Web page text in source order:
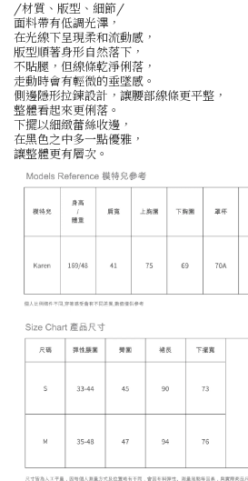
/材質、版型、細節/
面料帶有低調光澤，
在光線下呈現柔和流動感，
版型順著身形自然落下，
不貼腿，但線條乾淨俐落，
走動時會有輕微的垂墜感。
側邊隱形拉鍊設計，讓腰部線條更平整，
整體看起來更俐落。
下擺以細緻蕾絲收邊，
在黑色之中多一點優雅，
讓整體更有層次。